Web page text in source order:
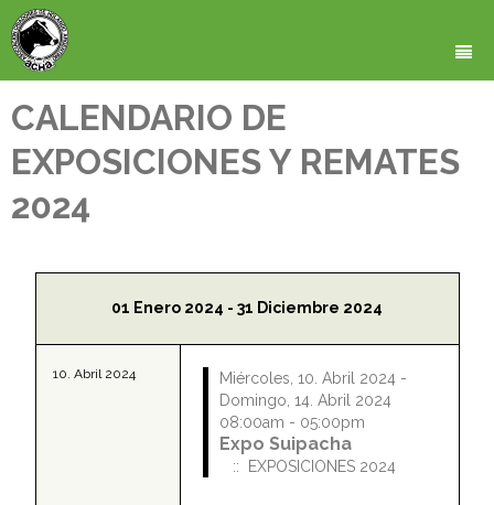
CALENDARIO DE
EXPOSICIONES Y REMATES
2024
01 Enero 2024 - 31 Diciembre 2024
10. Abril 2024
Miércoles, 10. Abril 2024 -
Domingo, 14. Abril 2024
08:00am - 05:00pm
Expo Suipacha
:: EXPOSICIONES 2024
HOME
QUIENES SOMOS
SECCION INSTITUCIONAL
ESTATUTO DE NUESTRA ASOCIACION
REGLAMENTOS
HAGASE SOCIO (Formulario de Inscripción)
Mapa de Ubicación
Viniendo desde Liniers
Viniendo desde Constitución
Viniendo de Cabildo y Juramento
Viniendo desde el Obelisco
CONTROL LECHERO
REGISTRO DE CRIAS
PADRON DE REPRODUCTORES
CARNE VACA HOLANDO
EVALUACIONES GENETICAS
EVALUACIONES GENOMICAS
NOTICIAS Y ACTUALIDAD